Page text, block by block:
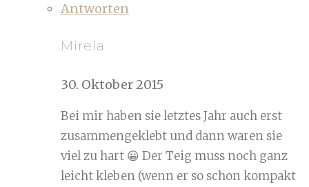
Antworten
Mirela
30. Oktober 2015
Bei mir haben sie letztes Jahr auch erst
zusammengeklebt und dann waren sie
viel zu hart 😀 Der Teig muss noch ganz
leicht kleben (wenn er so schon kompakt